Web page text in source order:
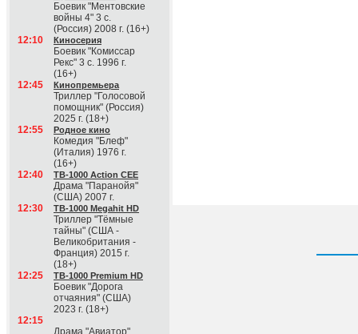
Боевик "Ментовские
войны 4" 3 с.
(Россия) 2008 г. (16+)
12:10
Киносерия
Боевик "Комиссар
Рекс" 3 с. 1996 г.
(16+)
12:45
Кинопремьера
Триллер "Голосовой
помощник" (Россия)
2025 г. (18+)
12:55
Родное кино
Комедия "Блеф"
(Италия) 1976 г.
(16+)
12:40
ТВ-1000 Action CEE
Драма "Паранойя"
(США) 2007 г.
12:30
ТВ-1000 Megahit HD
Триллер "Тёмные
тайны" (США -
Великобритания -
Франция) 2015 г.
(18+)
12:25
ТВ-1000 Premium HD
Боевик "Дорога
отчаяния" (США)
2023 г. (18+)
12:15
Драма "Авиатор"